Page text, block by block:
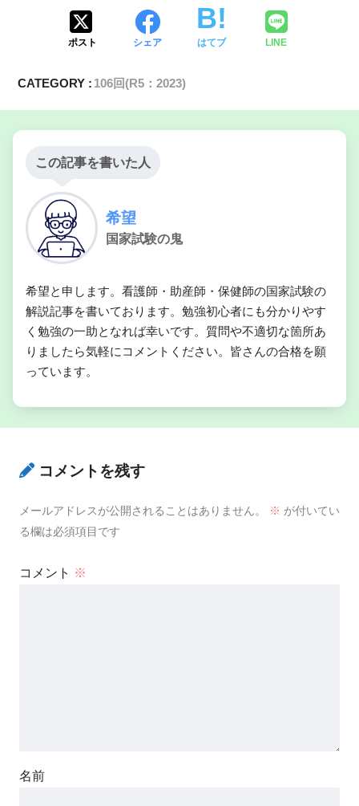
SpO
：97%
不当軽量児
ポスト シェア はてブ LINE
CATEGORY : 106回(R5：2023)
この記事を書いた人
希望
国家試験の鬼
希望と申します。看護師・助産師・保健師の国家試験の
解説記事を書いております。勉強初心者にも分かりやす
く勉強の一助となれば幸いです。質問や不適切な箇所あ
りましたら気軽にコメントください。皆さんの合格を願
っています。
コメントを残す
メールアドレスが公開されることはありません。 ※ が付いてい
る欄は必須項目です
コメント ※
名前